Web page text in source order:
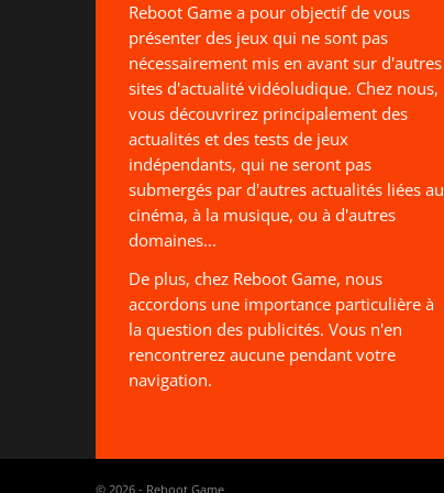
Reboot Game a pour objectif de vous
présenter des jeux qui ne sont pas
nécessairement mis en avant sur d'autres
sites d'actualité vidéoludique. Chez nous,
vous découvrirez principalement des
actualités et des tests de jeux
indépendants, qui ne seront pas
submergés par d'autres actualités liées au
cinéma, à la musique, ou à d'autres
domaines...
De plus, chez Reboot Game, nous
accordons une importance particulière à
la question des publicités. Vous n'en
rencontrerez aucune pendant votre
navigation.
© 2026 - Reboot Game